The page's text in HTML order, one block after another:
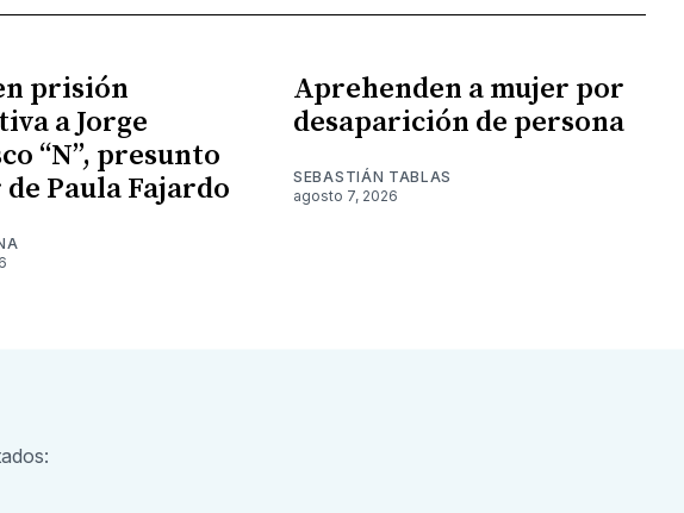
prisión
a Jorge
“N”, presunto
Paula Fajardo
Aprehenden a mujer por
desaparición de persona
SEBASTIÁN TABLAS
agosto 7, 2026